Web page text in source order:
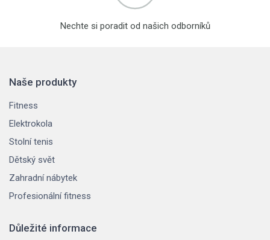
Nechte si poradit od našich odborníků
Naše produkty
Fitness
Elektrokola
Stolní tenis
Dětský svět
Zahradní nábytek
Profesionální fitness
Důležité informace